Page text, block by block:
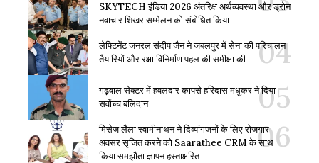
SKYTECH इंडिया 2026 अंतरिक्ष अर्थव्यवस्था और ड्रोन
नवाचार शिखर सम्मेलन को संबोधित किया
लेफ्टिनेंट जनरल संदीप जैन ने जबलपुर में सेना की परिचालन
तैयारियों और रक्षा विनिर्माण पहल की समीक्षा की
गढ़वाल सेक्टर में हवलदार कापसे हरिदास मधुकर ने दिया
सर्वोच्च बलिदान
मिसेज लैला स्वामीनाथन ने दिव्यांगजनों के लिए रोजगार
अवसर सृजित करने को Saarathee CRM के साथ
किया समझौता ज्ञापन हस्ताक्षरित